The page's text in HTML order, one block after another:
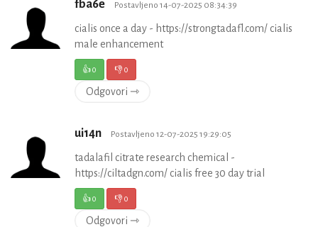
fba6e Postavljeno 14-07-2025 08:34:39
cialis once a day - https://strongtadafl.com/ cialis
male enhancement
👍0 👎0
Odgovori ⇾
ui14n Postavljeno 12-07-2025 19:29:05
tadalafil citrate research chemical -
https://ciltadgn.com/ cialis free 30 day trial
👍0 👎0
Odgovori ⇾